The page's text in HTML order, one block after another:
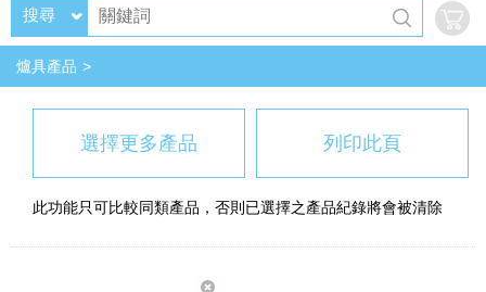
搜尋
爐具產品
選擇更多產品 列印此頁
此功能只可比較同類產品，否則已選擇之產品紀錄將會被清除